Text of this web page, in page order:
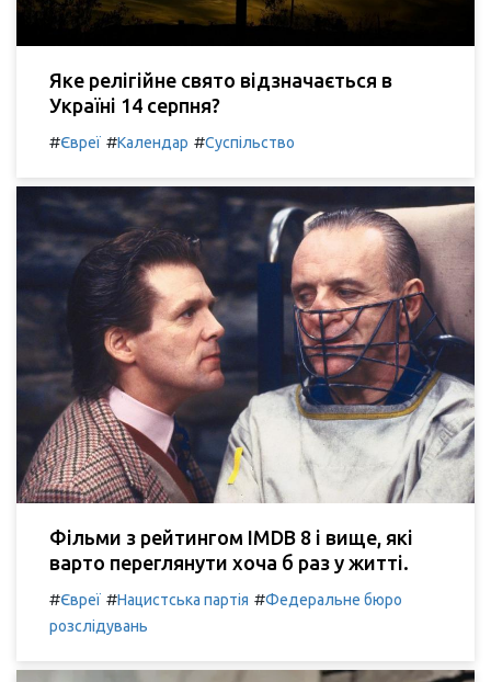
Яке релігійне свято відзначається в
Україні 14 серпня?
#Євреї #Календар #Суспільство
Фільми з рейтингом IMDB 8 і вище, які
варто переглянути хоча б раз у житті.
#Євреї #Нацистська партія #Федеральне бюро
розслідувань